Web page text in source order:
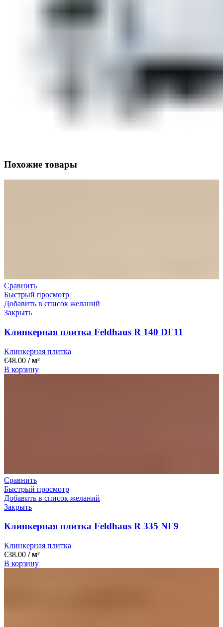
Похожие товары
Сравнить
Быстрый просмотр
Добавить в список желаний
Закрыть
Клинкерная плитка Feldhaus R 140 DF11
Клинкерная плитка
€48.00 / м²
В корзину
Сравнить
Быстрый просмотр
Добавить в список желаний
Закрыть
Клинкерная плитка Feldhaus R 335 NF9
Клинкерная плитка
€38.00 / м²
В корзину